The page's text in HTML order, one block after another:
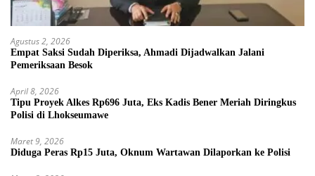
Agustus 2, 2026
Empat Saksi Sudah Diperiksa, Ahmadi Dijadwalkan Jalani
Pemeriksaan Besok
April 8, 2026
Tipu Proyek Alkes Rp696 Juta, Eks Kadis Bener Meriah Diringkus
Polisi di Lhokseumawe
Maret 9, 2026
Diduga Peras Rp15 Juta, Oknum Wartawan Dilaporkan ke Polisi